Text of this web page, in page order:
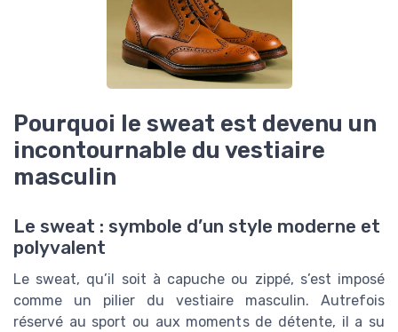
Pourquoi le sweat est devenu un
incontournable du vestiaire
masculin
Le sweat : symbole d’un style moderne et
polyvalent
Le sweat, qu’il soit à capuche ou zippé, s’est imposé
comme un pilier du vestiaire masculin. Autrefois
réservé au sport ou aux moments de détente, il a su